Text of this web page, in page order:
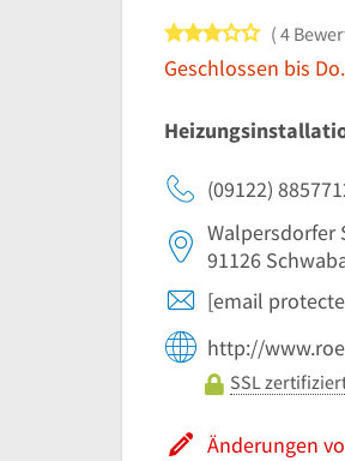
3 von 5
4
Geschlossen bis
(09122)
Walpersdorfer
91126
[email
http://
SSL
Änderungen